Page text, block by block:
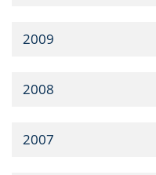
2009
2008
2007